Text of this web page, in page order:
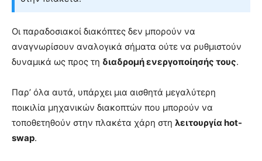
Οι παραδοσιακοί διακόπτες δεν μπορούν να
αναγνωρίσουν αναλογικά σήματα ούτε να ρυθμιστούν
δυναμικά ως προς τη διαδρομή ενεργοποίησής τους.
Παρ’ όλα αυτά, υπάρχει μια αισθητά μεγαλύτερη
ποικιλία μηχανικών διακοπτών που μπορούν να
τοποθετηθούν στην πλακέτα χάρη στη λειτουργία hot-
swap.